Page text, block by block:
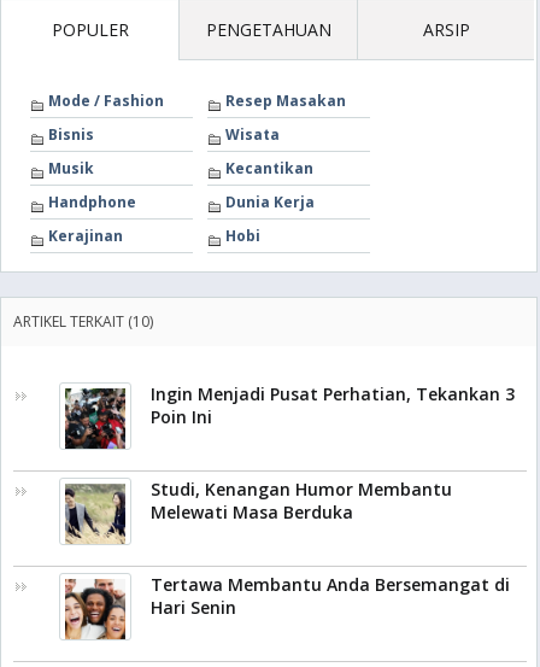
POPULER PENGETAHUAN ARSIP
Mode / Fashion
Resep Masakan
Bisnis
Wisata
Musik
Kecantikan
Handphone
Dunia Kerja
Kerajinan
Hobi
ARTIKEL TERKAIT (10)
Ingin Menjadi Pusat Perhatian, Tekankan 3
Poin Ini
Studi, Kenangan Humor Membantu
Melewati Masa Berduka
Tertawa Membantu Anda Bersemangat di
Hari Senin